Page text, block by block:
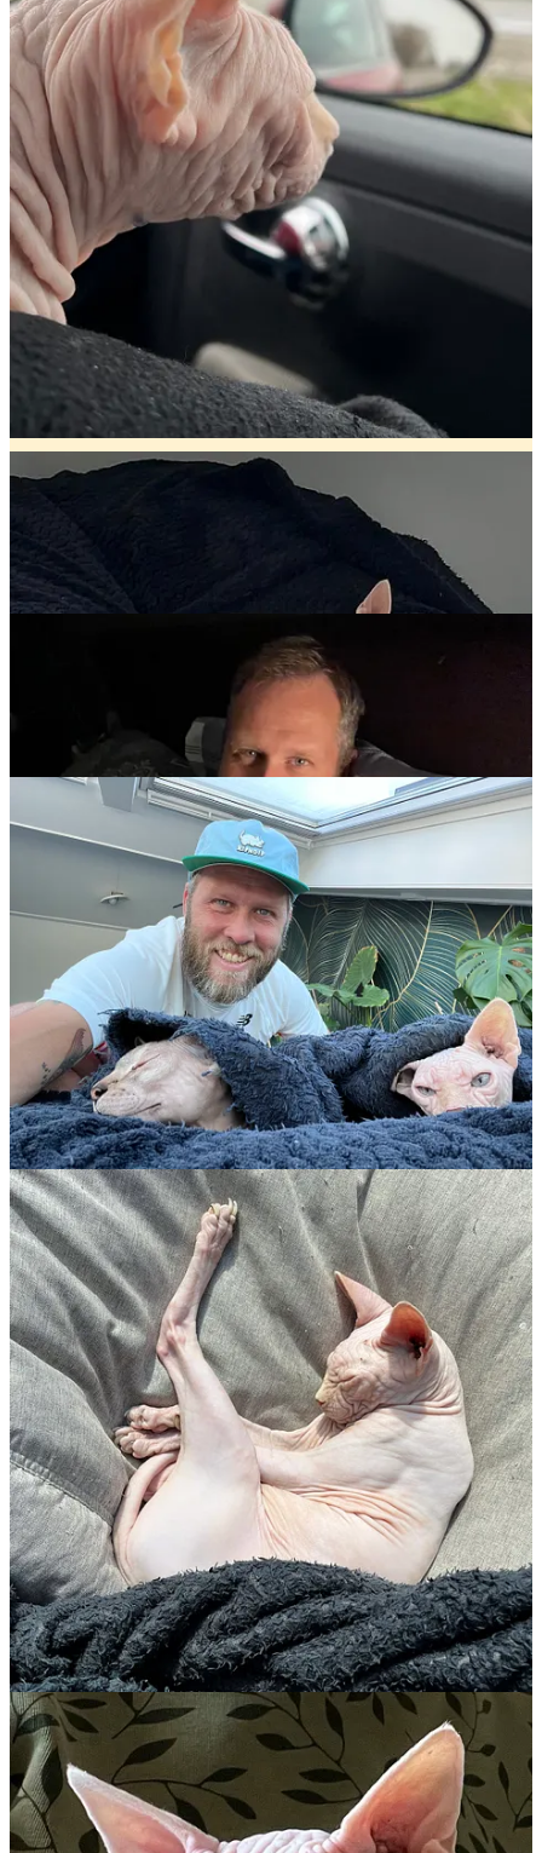
‘Hij is overleden.’
Ik wil dat ze weggaat. Ik wil schreeuwen. Ik wil dingen kapot
smijten. Ik wil huilen, ik wil zo onbedaarlijk huilen. Ik wil vooral
dat Abeltje niet dood is. Hij moet koffie drinken. Stickies naar
binnen slurpen. Hij moet de trap oprennen om bovenaan de trap mij
te roepen om naar zolder te gaan, waar het altijd zo lekker warm is.
Dat hij om de paar traptreden omkijkt om te zien of ik wel echt
achter hem aankom. En dat we op zolder op de bank ploffen en
knuffelen.
Ik wil dat lekkere koppie tegen mijn kin voelen. Ik wil die kale rug
aaien. Ik wil dat hij een roodverbrande kop heeft van het te lang in
de zon liggen. Ik wil dat hij pissig wordt op Brammie omdat die
hem weer eens loopt uit te dagen. Ik wil dat rare, schorre mauwtje
van hem horen. Ik wil dat hij op bed springt en ‘buikie-buikie’ komt
liggen: blote buik op blote buik. Lekkerste wat er is.
Ik wil dat Abel leeft. Voor altijd.
Wanneer de mooie rooie met de dierenarts naar de gang loopt, hou
ik het niet meer. Die oerhuil komt eruit. Ik kan er niets aan doen. Wil
er niets aan doen. Ik blijf zeker een halfuur op de bank zitten met
Abel op mijn borst. Het lijkt of hij slaapt. Maar zijn koppie wordt al
snel koud.
Wanneer we hem eindelijk op zijn andere kleedje leggen, komt
Brammie naast hem zitten. Hij snuft wat. Geeft hem een lik over zijn
koppie en blijft een tijd zo naast hem zitten. Het is prachtig en
verschrikkelijk tegelijk.
Zo blijven we een paar uur in huis. Maar we moeten de volgende
stap zetten. Ook weer zo snel. Hij moet begraven worden. Op een
mooie plek, die voor ons iets betekent. Het wordt het bos bij Bergen
op Zoom. We leggen Abeltje op zijn favoriete dekentje. Leggen hem
voorzichtig in een doos en dekken hem toe. Hoewel we onszelf vrij
nuchtere mensen vinden, doen we er toch nog een stickie en een
paar koffiebonen bij. Pure symboliek, maar voor onze lieve oude
man zetten we al onze nuchterheid opzij.
We rijden naar het bos op twintig minuten rijden van huis. Het is
nog net niet aan het schemeren, het is er prachtig. Statige lanen,
wilde stukken bos, afgewisseld met hertenveldjes en stukken heide.
Op een mooi stuk gaan we van het pad af en even verderop schijnen
de laatste zonnestralen op een jonge den. Het mos glinstert in de
avondzon. Dat is de plek, dat moge duidelijk zijn.
Ik begin een kuil te graven. Trek het mos voorzichtig weg om later
weer terug te kunnen leggen. Wanneer de kuil diep genoeg is, kijken
we nog eenmaal in de doos. Nog eenmaal zijn lieve koppie
aanraken. Nog een keer die heerlijke geur van hem ruiken. Nog een
laatste keer hem in zijn favoriete dekentje zien liggen.
‘s Morgens was hij er nog. ‘s Avonds ligt hij een koud, donker bos.
Dat idee is zo verschrikkelijk. Ook hier weer dat gevoel van
hoogverraad. Mijn lieve vriend, die zo hield van de zon en de
warmte, ligt nu in de koude, natte grond onder een berg aarde en
mos.
Ik twijfel zelfs even of hij wel echt dood is. Dat hij alleen in een
diepe coma is gebracht en dan wakker wordt in die doos, onder de
grond, in dat bos. De mooie rooie stelt me gerust. Maar helemaal